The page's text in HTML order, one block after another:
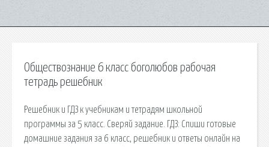
Обществознание 6 класс боголюбов рабочая
тетрадь решебник
Решебник и ГДЗ к учебникам и тетрадям школьной
программы за 5 класс. Сверяй задание. ГДЗ: Спиши готовые
домашние задания за 6 класс, решебник и ответы онлайн на